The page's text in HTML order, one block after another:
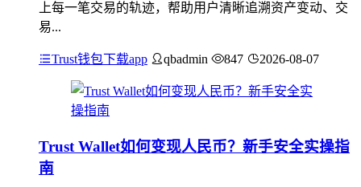
上每一笔交易的轨迹，帮助用户清晰追溯资产变动、交
易...
Trust钱包下载app qbadmin 847 2026-08-07
Trust Wallet如何变现人民币？新手安全实操指
南